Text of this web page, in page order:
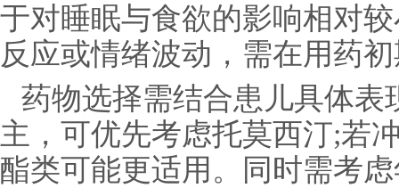
于对睡眠与食欲的影响相对
反应或情绪波动，需在用药
药物选择需结合患儿具体表
主，可优先考虑托莫西汀;若
酯类可能更适用。同时需考